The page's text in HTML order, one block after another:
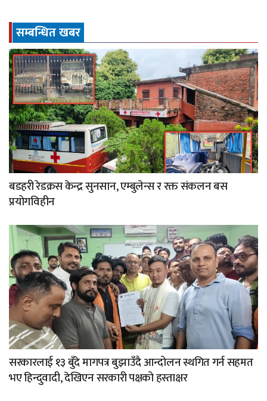
सम्बन्धित खबर
बडहरी रेडक्रस केन्द्र सुनसान, एम्बुलेन्स र रक्त संकलन बस
प्रयोगविहीन
सरकारलाई १३ बुँदे मागपत्र बुझाउँदै आन्दोलन स्थगित गर्न सहमत
भए हिन्दुवादी, देखिएन सरकारी पक्षको हस्ताक्षर